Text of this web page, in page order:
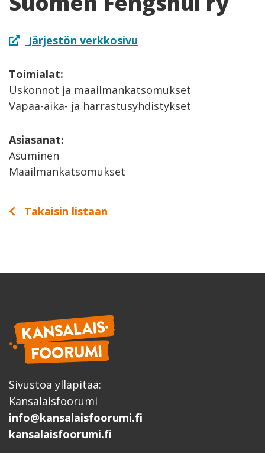
Järjestön verkkosivu
Toimialat:
Uskonnot ja maailmankatsomukset
Vapaa-aika- ja harrastusyhdistykset
Asiasanat:
Asuminen
Maailmankatsomukset
Takaisin listaan
Sivustoa ylläpitää:
Kansalaisfoorumi
info@kansalaisfoorumi.fi
kansalaisfoorumi.fi